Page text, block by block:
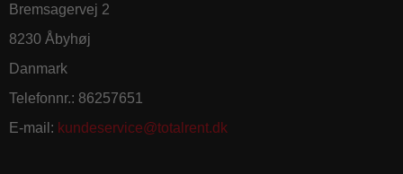
Bremsagervej 2
8230 Åbyhøj
Danmark
Telefonnr.: 86257651
E-mail : kundeservice@totalrent.dk